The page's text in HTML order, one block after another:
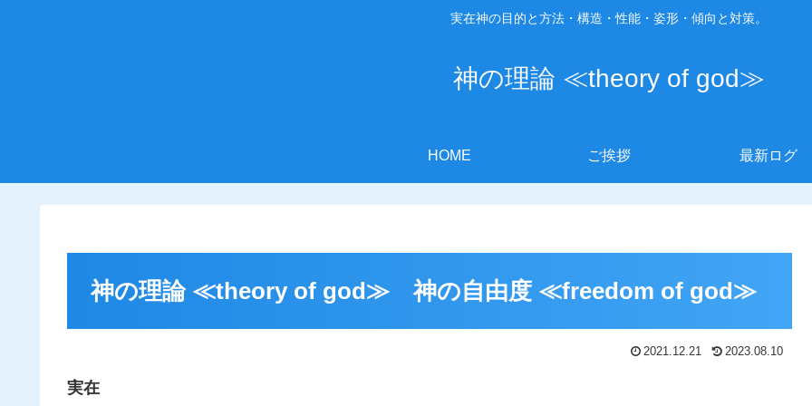
実在神の目的と方法・構造・性能・姿形・傾向と対策。
神の理論 ≪theory of god≫
HOME ご挨拶 最新ログ
神の理論 ≪theory of god≫ 神の自由度 ≪freedom of god≫
2021.12.21 2023.08.10
実在